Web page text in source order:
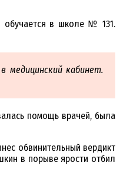
обучается в школе № 131.
медицинский кабинет.
помощь врачей, была
обвинительный вердикт
в порыве ярости отбил